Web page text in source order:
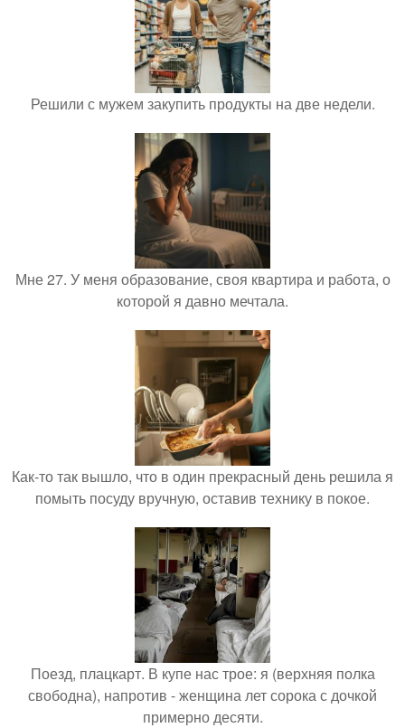
Решили с мужем закупить продукты на две недели.
Мне 27. У меня образование, своя квартира и работа, о
которой я давно мечтала.
Как-то так вышло, что в один прекрасный день решила я
помыть посуду вручную, оставив технику в покое.
Поезд, плацкарт. В купе нас трое: я (верхняя полка
свободна), напротив - женщина лет сорока с дочкой
примерно десяти.